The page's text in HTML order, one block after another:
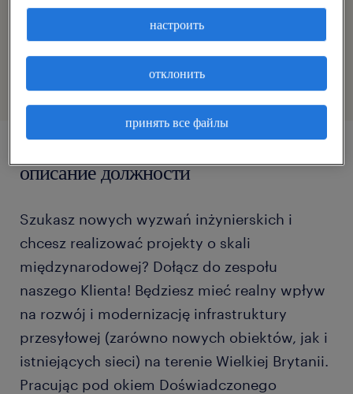
46959965
описание должности
Szukasz nowych wyzwań inżynierskich i
chcesz realizować projekty o skali
międzynarodowej? Dołącz do zespołu
naszego Klienta! Będziesz mieć realny wpływ
na rozwój i modernizację infrastruktury
przesyłowej (zarówno nowych obiektów, jak i
istniejących sieci) na terenie Wielkiej Brytanii.
Pracując pod okiem Doświadczonego
принять все файлы
отклонить
настроить